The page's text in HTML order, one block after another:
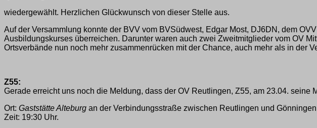
wiedergewählt. Herzlichen Glückwunsch von dieser Stelle aus.
Auf der Versammlung konnte der BVV vom BV­Südwest, Edgar Most, DJ6DN, dem
Ausbildungskurses überreichen. Darunter waren auch zwei Zweitmitglieder vom OV
Ortsverbände nun noch mehr zusammenrücken mit der Chance, auch mehr als in der
Z55:
Gerade erreicht uns noch die Meldung, dass der OV Reutlingen, Z55, am 23.04.
Ort: Gaststätte Alteburg an der Verbindungsstraße zwischen Reutlingen und Gönningen
Zeit: 19:30 Uhr.